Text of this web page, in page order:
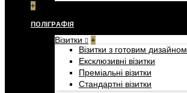
+
ПОЛІГРАФІЯ
Візитки +
Візитки з готовим дизайном
Ексклюзивні візитки
Преміальні візитки
Стандартні візитки